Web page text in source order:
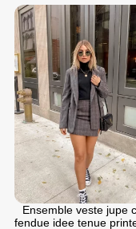
Ensemble veste jupe
fendue idee tenue